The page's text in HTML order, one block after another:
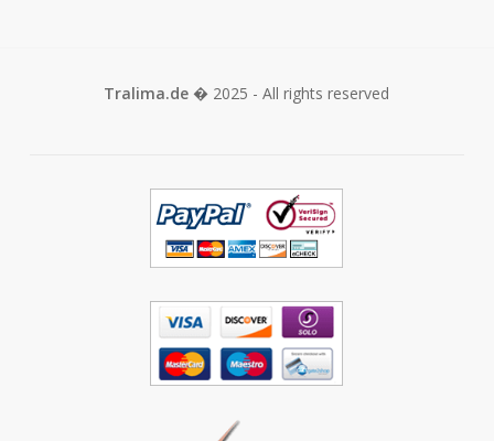
Tralima.de � 2025 - All rights reserved